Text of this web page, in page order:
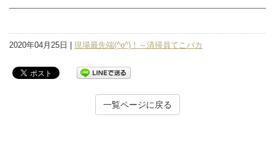
2020年04月25日 | 現場最先端(^o^)！～清掃員てこパカ
一覧ページに戻る